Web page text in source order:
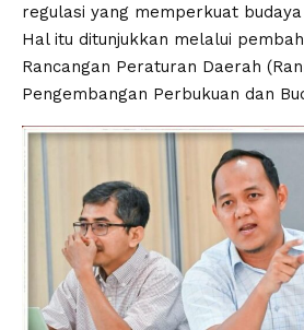
regulasi yang memperkuat
Hal itu ditunjukkan melalui
Rancangan Peraturan Daerah
Pengembangan Perbukuan dan